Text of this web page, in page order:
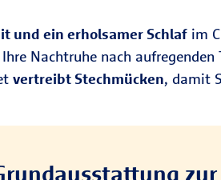
und ein erholsamer Schlaf im
Nachtruhe nach
vertreibt Stechmücken, damit